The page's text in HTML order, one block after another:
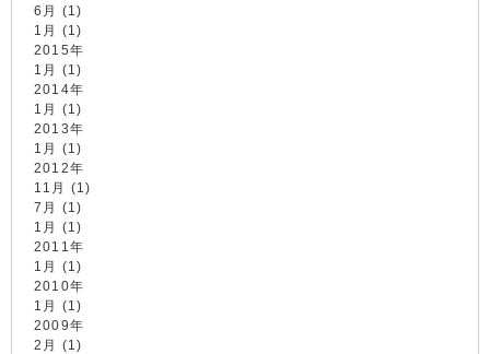
6月 (1)
1月 (1)
2015年
1月 (1)
2014年
1月 (1)
2013年
1月 (1)
2012年
11月 (1)
7月 (1)
1月 (1)
2011年
1月 (1)
2010年
1月 (1)
2009年
2月 (1)